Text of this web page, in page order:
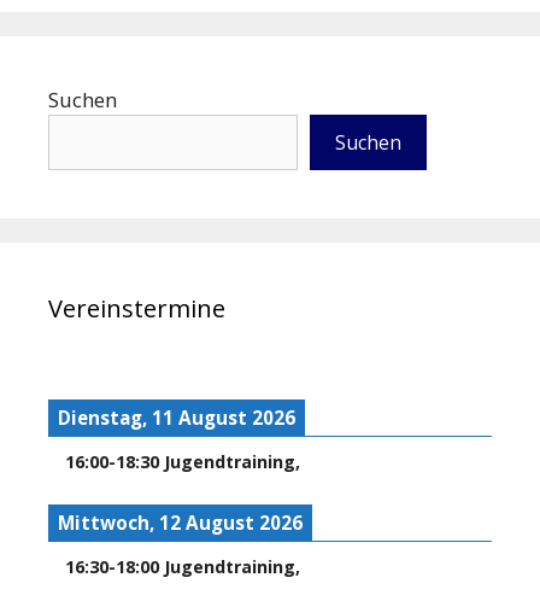
Suchen
Suchen
Vereinstermine
Dienstag, 11 August 2026
16:00-18:30 Jugendtraining,
Mittwoch, 12 August 2026
16:30-18:00 Jugendtraining,